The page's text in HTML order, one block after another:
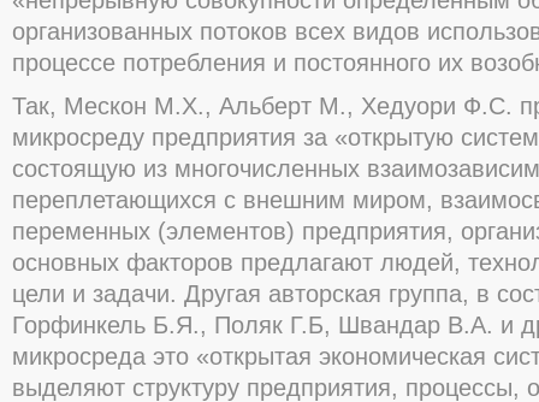
организованных потоков всех видов
процессе потребления и постоянного их
Так, Мескон М.Х., Альберт М., Хедуори Ф.С.
микросреду предприятия за «открытую
состоящую из многочисленных
переплетающихся с внешним миром,
переменных (элементов) предприятия,
основных факторов предлагают людей,
цели и задачи. Другая авторская группа, в
Горфинкель Б.Я., Поляк Г.Б, Швандар В.А. и
микросреда это «открытая экономическая
выделяют структуру предприятия, процессы,